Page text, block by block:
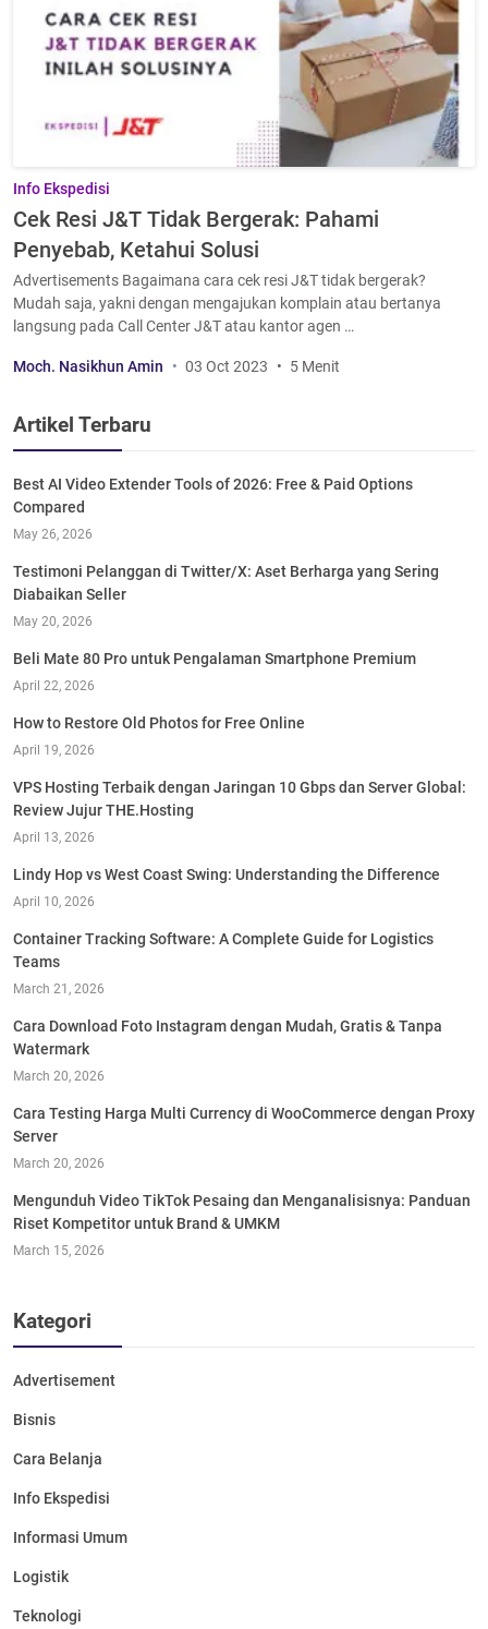
Info Ekspedisi
Cek Resi J&T Tidak Bergerak: Pahami
Penyebab, Ketahui Solusi
Advertisements Bagaimana cara cek resi J&T tidak bergerak?
Mudah saja, yakni dengan mengajukan komplain atau bertanya
langsung pada Call Center J&T atau kantor agen …
Moch. Nasikhun Amin 03 Oct 2023 5 Menit
Artikel Terbaru
Best AI Video Extender Tools of 2026: Free & Paid Options
Compared
May 26, 2026
Testimoni Pelanggan di Twitter/X: Aset Berharga yang Sering
Diabaikan Seller
May 20, 2026
Beli Mate 80 Pro untuk Pengalaman Smartphone Premium
April 22, 2026
How to Restore Old Photos for Free Online
April 19, 2026
VPS Hosting Terbaik dengan Jaringan 10 Gbps dan Server Global:
Review Jujur THE.Hosting
April 13, 2026
Lindy Hop vs West Coast Swing: Understanding the Difference
April 10, 2026
Container Tracking Software: A Complete Guide for Logistics
Teams
March 21, 2026
Cara Download Foto Instagram dengan Mudah, Gratis & Tanpa
Watermark
March 20, 2026
Cara Testing Harga Multi Currency di WooCommerce dengan Proxy
Server
March 20, 2026
Mengunduh Video TikTok Pesaing dan Menganalisisnya: Panduan
Riset Kompetitor untuk Brand & UMKM
March 15, 2026
Kategori
Advertisement
Bisnis
Cara Belanja
Info Ekspedisi
Informasi Umum
Logistik
Teknologi